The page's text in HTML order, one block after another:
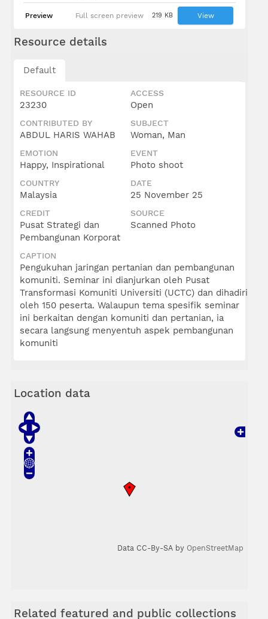
Preview Full screen preview 219 KB View
Resource details
Default
RESOURCE ID
23230
ACCESS
Open
CONTRIBUTED BY
ABDUL HARIS WAHAB
SUBJECT
Woman, Man
EMOTION
Happy, Inspirational
EVENT
Photo shoot
COUNTRY
Malaysia
DATE
25 November 25
CREDIT
Pusat Strategi dan
Pembangunan Korporat
SOURCE
Scanned Photo
CAPTION
Pengukuhan jaringan pertanian dan pembangunan
komuniti. Seminar ini dianjurkan oleh Pusat
Transformasi Komuniti Universiti (UCTC) dan dihadiri
oleh 150 peserta. Walaupun tema spesifik seminar
ini berkaitan dengan komuniti dan pertanian, ia
secara langsung menyentuh aspek pembangunan
komuniti
Location data
Data CC-By-SA by OpenStreetMap
Related featured and public collections